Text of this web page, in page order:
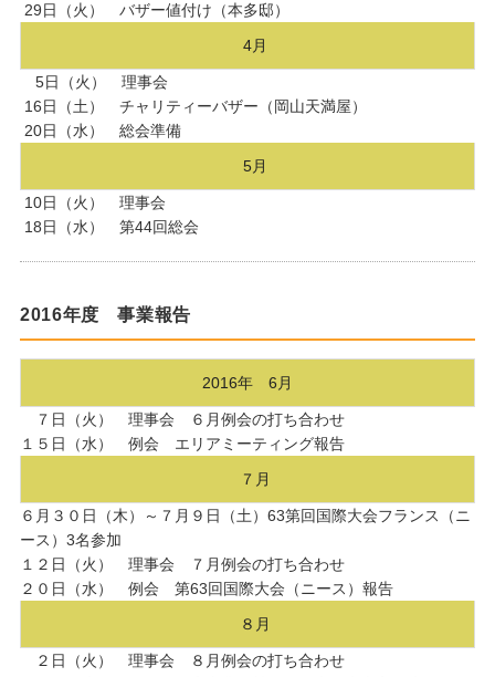
29日（火） バザー値付け（本多邸）
4月
5日（火） 理事会
16日（土） チャリティーバザー（岡山天満屋）
20日（水） 総会準備
5月
10日（火） 理事会
18日（水） 第44回総会
2016年度 事業報告
2016年 6月
７日（火） 理事会 ６月例会の打ち合わせ
１５日（水） 例会 エリアミーティング報告
７月
６月３０日（木）～７月９日（土）63第回国際大会フランス（ニ
ース）3名参加
１２日（火） 理事会 ７月例会の打ち合わせ
２０日（水） 例会 第63回国際大会（ニース）報告
８月
２日（火） 理事会 ８月例会の打ち合わせ